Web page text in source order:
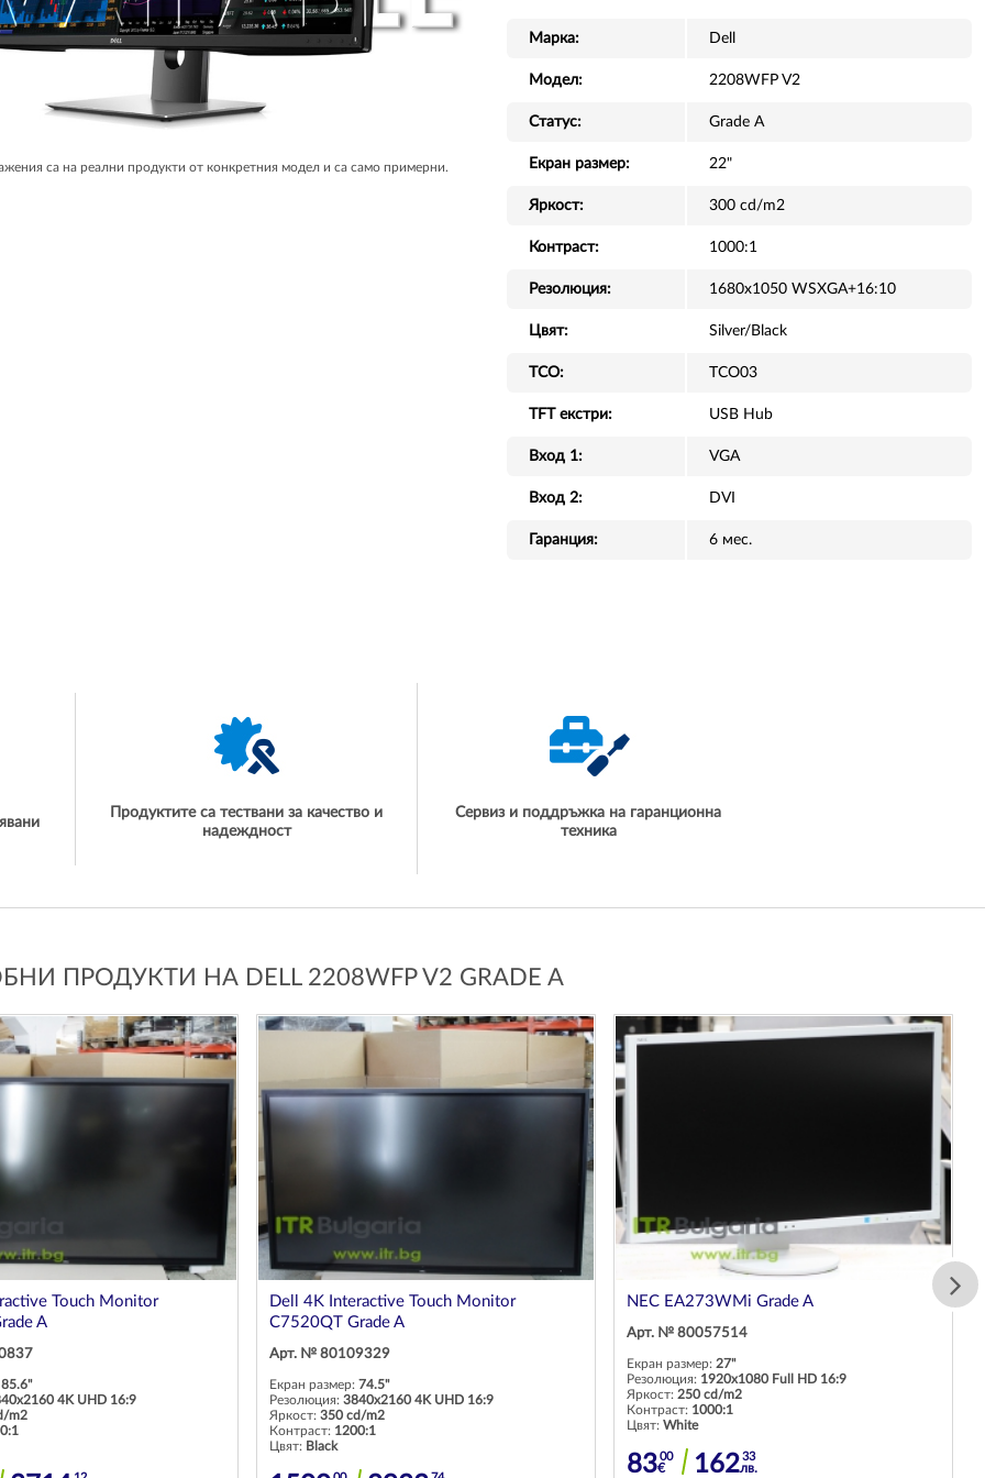
са на реални продукти от конкретния модел и са само примерни.
Марка: Dell
Модел: 2208WFP V2
Статус: Grade A
Екран размер: 22"
Яркост: 300 cd/m2
Контраст: 1000:1
Резолюция: 1680x1050 WSXGA+16:10
Цвят: Silver/Black
TCO: TCO03
TFT екстри: USB Hub
Вход 1: VGA
Вход 2: DVI
Гаранция: 6 мес.
Продуктите са тествани за качество и
надеждност
Сервиз и поддръжка на гаранционна
техника
ПРОДУКТИ НА DELL 2208WFP V2 GRADE A
Touch Monitor
A
85.6"
4K UHD 16:9
m2
Dell 4K Interactive Touch Monitor
C7520QT Grade A
Арт. № 80109329
Екран размер: 74.5"
Резолюция: 3840x2160 4K UHD 16:9
Яркост: 350 cd/m2
Контраст: 1200:1
Цвят: Black
NEC EA273WMi Grade A
Арт. № 80057514
Екран размер: 27"
Резолюция: 1920x1080 Full HD 16:9
Яркост: 250 cd/m2
Контраст: 1000:1
Цвят: White
8300
€ 16233
лв.